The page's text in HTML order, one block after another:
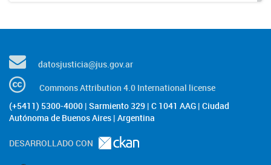
datosjusticia@jus.gov.ar
Commons Attribution 4.0 International license
(+5411) 5300-4000 | Sarmiento 329 | C 1041 AAG | Ciudad
Autónoma de Buenos Aires | Argentina
DESARROLLADO CON